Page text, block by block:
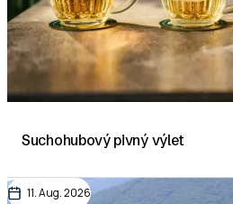
Suchohubový pivný výlet
11. Aug. 2026